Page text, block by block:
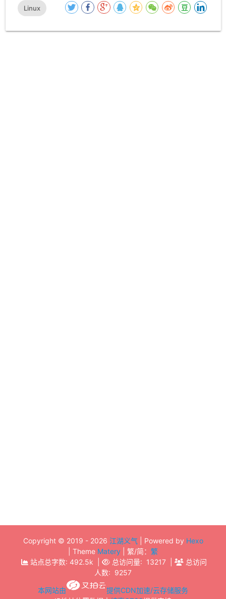
Linux
Copyright © 2019 - 2026 江湖义气| Powered by Hexo
| Theme Matery | 繁/简： 繁
站点总字数: 492.5k 总访问量: 13217
总访问
人数: 9257
本网站由
提供CDN加速/云存储服务